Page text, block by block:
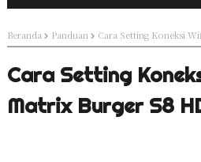
Beranda Panduan Cara Setting Koneksi
Cara Setting
Matrix Burger S8